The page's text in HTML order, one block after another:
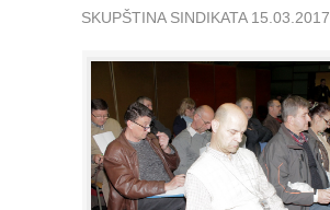
SKUPŠTINA SINDIKATA 15.03.2017.